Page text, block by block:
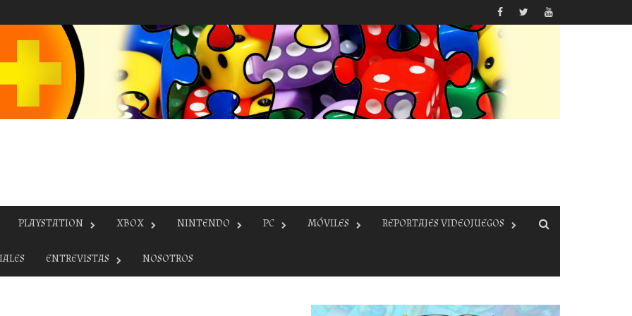
PLAYSTATION XBOX NINTENDO PC MÓVILES REPORTAJES VIDEOJUEGOS
ENTREVISTAS NOSOTROS